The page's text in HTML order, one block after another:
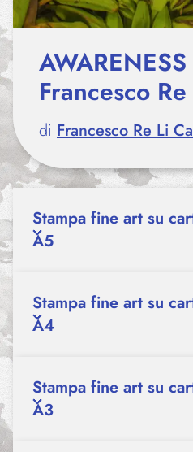
AWARENESS
Francesco
di Francesco Re Li
Stampa fine art su
A5
Stampa fine art su
A4
Stampa fine art su
A3